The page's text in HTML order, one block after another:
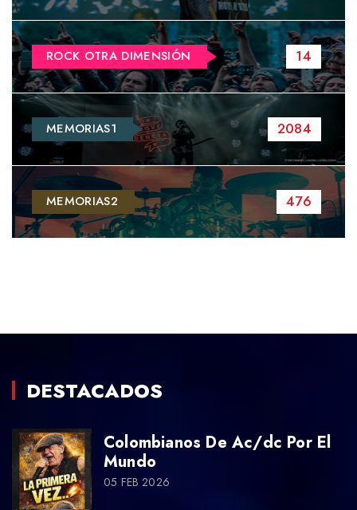
ROCK OTRA DIMENSIÓN 14
MEMORIAS1 2084
MEMORIAS2 476
DESTACADOS
Colombianos De Ac/dc Por El
Mundo
05 FEB 2026